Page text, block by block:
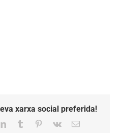
xarxa social preferida!
LinkedInTumblr Pinterest
Vk Email: